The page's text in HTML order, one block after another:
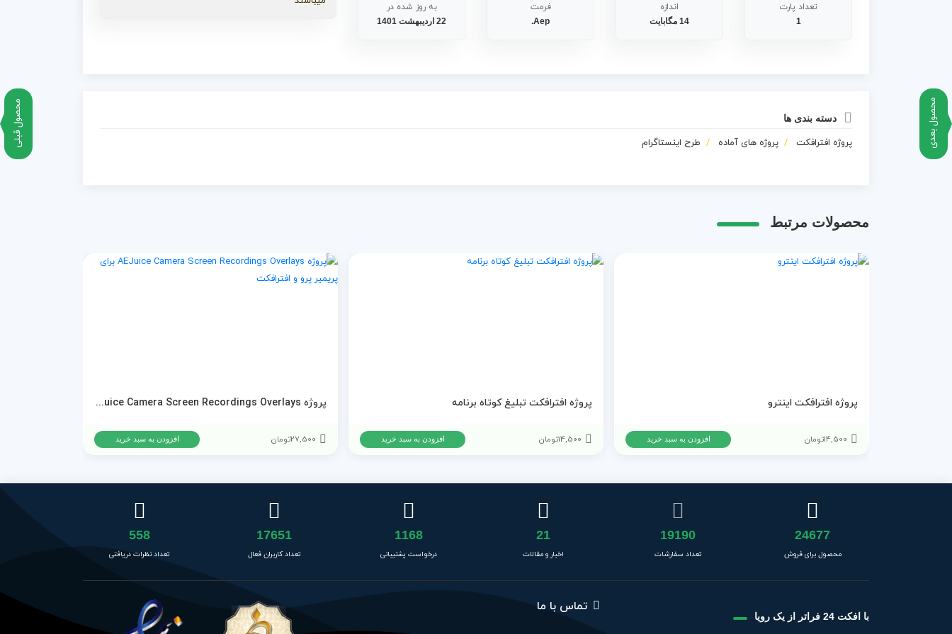
محصول قبلی محصول بعدی
تعداد پارت
1
اندازه
14 مگابایت
فرمت
Aep.
به روز شده در
22 اردیبهشت 1401
دسته بندی ها
پروژه افترافکت پروژه های آماده طرح اینستاگرام
محصولات مرتبط
پروژه افترافکت اینترو
14,500تومان افزودن به سبد خرید
پروژه افترافکت تبلیغ کوتاه برنامه
14,500تومان افزودن به سبد خرید
پروژه AEJuice Camera Screen Recordings Overlays برای پریمیر پرو و افترافکت
27,500تومان افزودن به سبد خرید
24677
محصول برای فروش
19190
تعداد سفارشات
21
اخبار و مقالات
1168
درخواست پشتیبانی
17651
تعداد کاربران فعال
558
تعداد نظرات دریافتی
با افکت 24 فراتر از یک رویا
تماس با ما